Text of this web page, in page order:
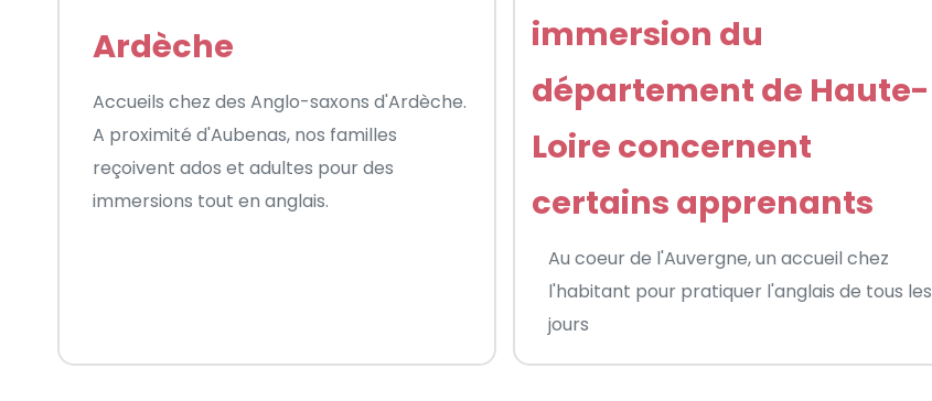
Ardèche
Accueils chez des Anglo-saxons d'Ardèche.
A proximité d'Aubenas, nos familles
reçoivent ados et adultes pour des
immersions tout en anglais.
immersion du
département de Haute-
Loire concernent
certains apprenants
Au coeur de l'Auvergne, un accueil chez
l'habitant pour pratiquer l'anglais de tous les
jours